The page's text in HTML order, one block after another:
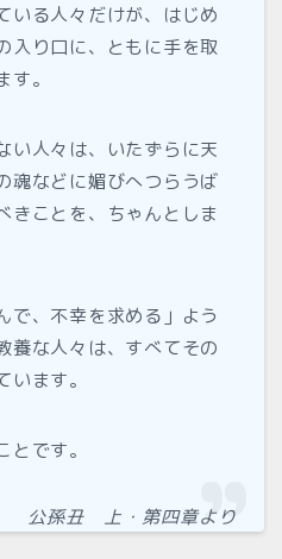
いる人々だけが、はじめ
入り口に、ともに手を取
。
い人々は、いたずらに天
魂などに媚びへつらうば
きことを、ちゃんとしま
で、不幸を求める」よう
養な人々は、すべてその
ます。
です。
公孫丑 上・第四章より